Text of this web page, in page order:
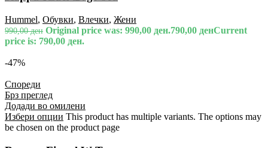
Hummel, Обувки, Влечки, Жени
990,00ден Original price was: 990,00 ден.790,00 денCurrent
price is: 790,00 ден.
-47%
Спореди
Брз преглед
Додади во омилени
Избери опции This product has multiple variants. The options may
be chosen on the product page